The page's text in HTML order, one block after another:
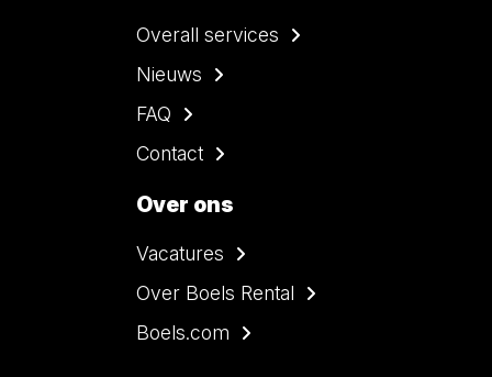
Overall services
Nieuws
FAQ
Contact
Over ons
Vacatures
Over Boels Rental
Boels.com